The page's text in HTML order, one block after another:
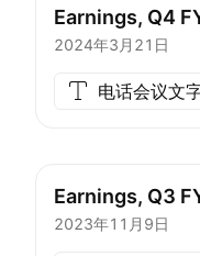
Earnings, Q4
2024年3月21日
电话会议文
Earnings, Q3
2023年11月9日